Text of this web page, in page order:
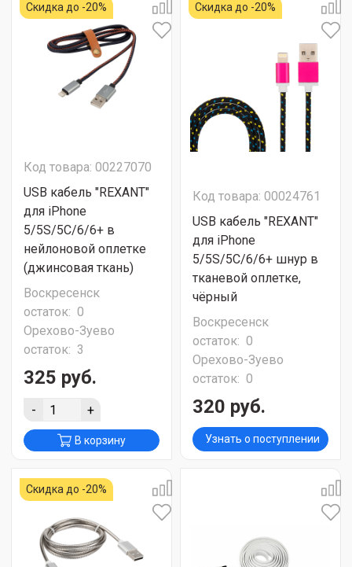
Скидка до -20%
Код товара: 00227070
USB кабель "REXANT"
для iPhone
5/5S/5C/6/6+ в
нейлоновой оплетке
(джинсовая ткань)
Воскресенск
остаток: 0
Орехово-Зуево
остаток: 3
325 руб.
- +
В корзину
Скидка до -20%
Код товара: 00024761
USB кабель "REXANT"
для iPhone
5/5S/5C/6/6+ шнур в
тканевой оплетке,
чёрный
Воскресенск
остаток: 0
Орехово-Зуево
остаток: 0
320 руб.
Узнать о поступлении
Скидка до -20%